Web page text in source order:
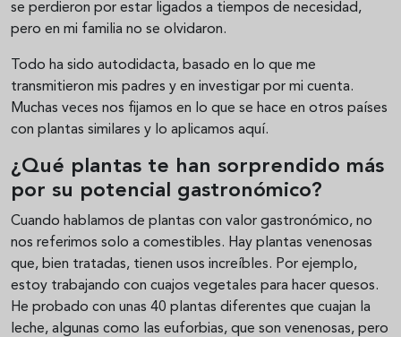
se perdieron por estar ligados a tiempos de necesidad,
pero en mi familia no se olvidaron.
Todo ha sido autodidacta, basado en lo que me
transmitieron mis padres y en investigar por mi cuenta.
Muchas veces nos fijamos en lo que se hace en otros países
con plantas similares y lo aplicamos aquí.
¿Qué plantas te han sorprendido más
por su potencial gastronómico?
Cuando hablamos de plantas con valor gastronómico, no
nos referimos solo a comestibles. Hay plantas venenosas
que, bien tratadas, tienen usos increíbles. Por ejemplo,
estoy trabajando con cuajos vegetales para hacer quesos.
He probado con unas 40 plantas diferentes que cuajan la
leche, algunas como las euforbias, que son venenosas, pero